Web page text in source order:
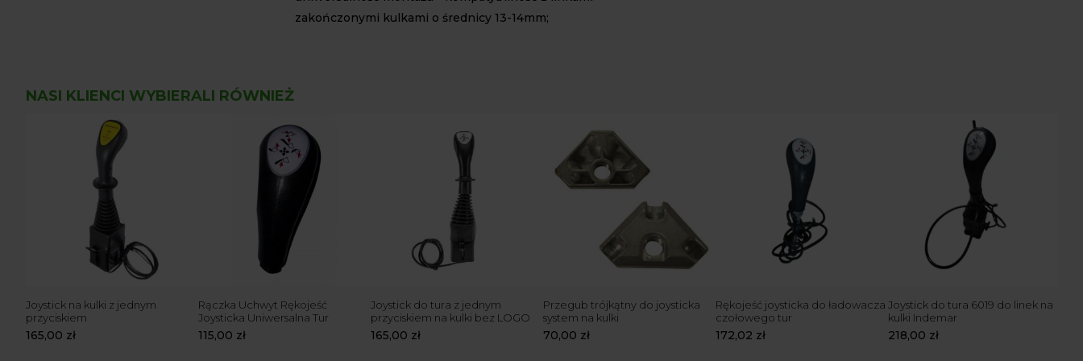
zakończonymi kulkami o średnicy 13-14mm;
NASI KLIENCI WYBIERALI RÓWNIEŻ
Joystick na kulki z jednym
przyciskiem
165,00 zł
Rączka Uchwyt Rękojeść
Joysticka Uniwersalna Tur
115,00 zł
Joystick do tura z jednym
przyciskiem na kulki bez LOGO
165,00 zł
Przegub trójkątny do joysticka
system na kulki
70,00 zł
Rękojeść joysticka do ładowacza
czołowego tur
172,02 zł
Joystick do tura 6019 do linek na
kulki Indemar
218,00 zł